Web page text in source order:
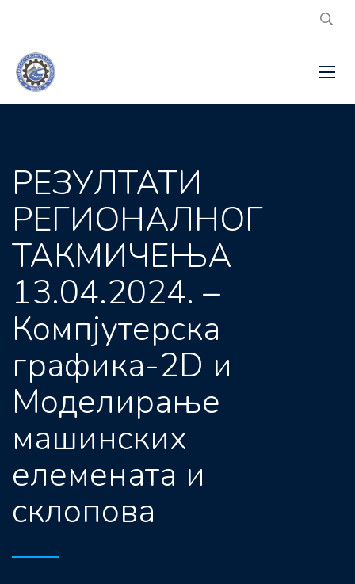
РЕЗУЛТАТИ
РЕГИОНАЛНОГ
ТАКМИЧЕЊА
13.04.2024. –
Компјутерска
графика-2D и
Моделирање
машинских
елемената и
склопова